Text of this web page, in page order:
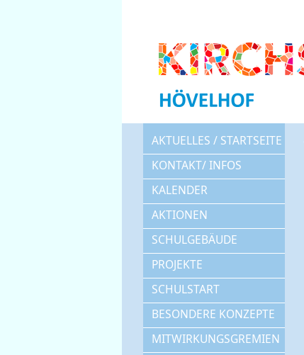
AKTUELLES / STARTSEITE
KONTAKT/ INFOS
KALENDER
AKTIONEN
SCHULGEBÄUDE
PROJEKTE
SCHULSTART
BESONDERE KONZEPTE
MITWIRKUNGSGREMIEN